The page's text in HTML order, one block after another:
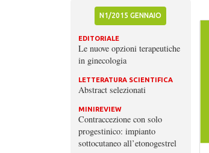
N1/2015 GENNAIO
EDITORIALE
Le nuove opzioni terapeutiche
in ginecologia
LETTERATURA SCIENTIFICA
Abstract selezionati
MINIREVIEW
Contraccezione con solo
progestinico: impianto
sottocutaneo all’etonogestrel